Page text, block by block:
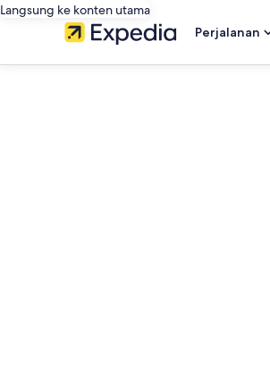
Langsung ke konten utama
Perjalanan